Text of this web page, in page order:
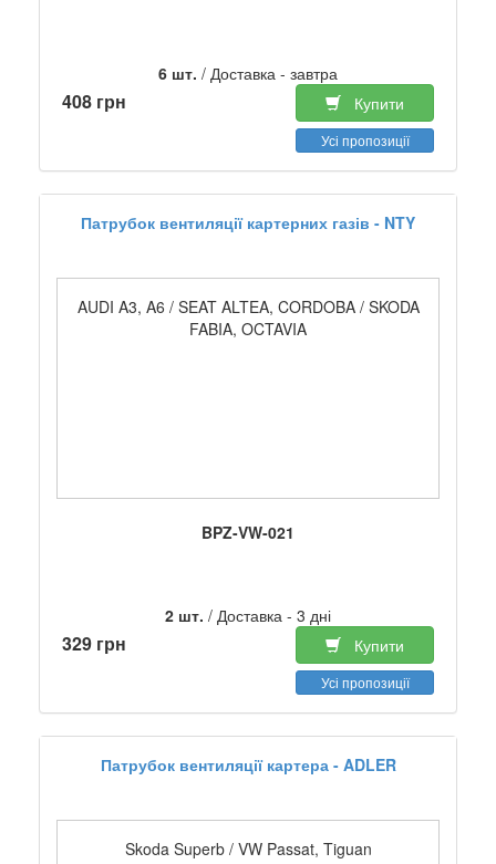
6 шт. / Доставка - завтра
408 грн Купити
Усі пропозиції
Патрубок вентиляції картерних газів - NTY
AUDI A3, A6 / SEAT ALTEA, CORDOBA / SKODA
FABIA, OCTAVIA
BPZ-VW-021
2 шт. / Доставка - 3 дні
329 грн Купити
Усі пропозиції
Патрубок вентиляції картера - ADLER
Skoda Superb / VW Passat, Tiguan